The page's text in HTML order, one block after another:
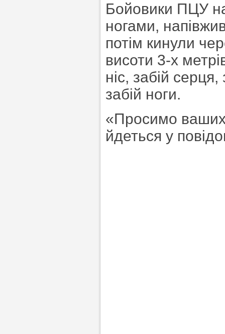
Бойовики ПЦУ
ногами,
потім кинули
висоти 3-х
ніс, забій серця,
забій ноги.
«Просимо ваших
йдеться у